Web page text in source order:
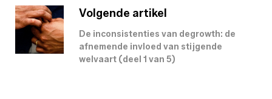
Volgende artikel
De inconsistenties van degrowth: de
afnemende invloed van stijgende
welvaart (deel 1 van 5)